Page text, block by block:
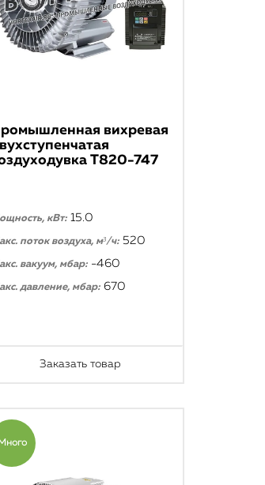
вихревая
T820-747
кВт: 15.0
поток воздуха, м³/ч: 520
вакуум, мбар: -460
давление, мбар: 670
Заказать товар
Много